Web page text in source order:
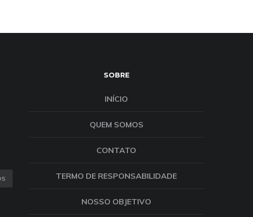
SOBRE
INÍCIO
QUEM SOMOS
CONTATO
TERMO DE RESPONSABILIDADE
NOSSO OBJETIVO